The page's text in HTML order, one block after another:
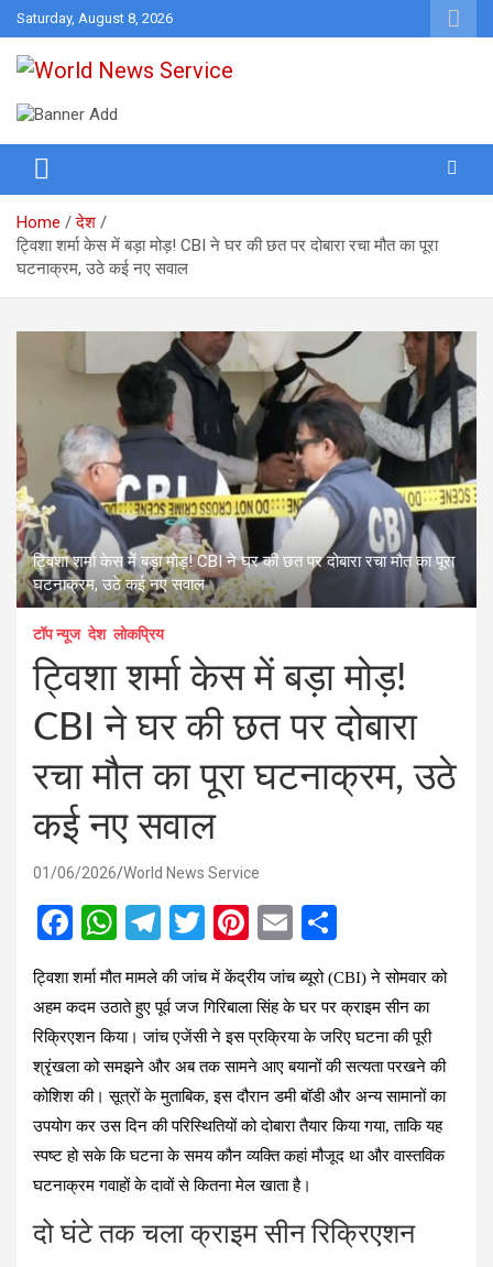
Skip
to
content
Saturday, August 8, 2026
World News Service
Home
देश
ट्विशा शर्मा केस में बड़ा मोड़! CBI ने घर की छत पर दोबारा रचा मौत का पूरा
घटनाक्रम, उठे कई नए सवाल
ट्विशा शर्मा केस में बड़ा मोड़! CBI ने घर की छत पर दोबारा रचा मौत का पूरा
घटनाक्रम, उठे कई नए सवाल
टॉप न्यूज देश लोकप्रिय
ट्विशा शर्मा केस में बड़ा मोड़!
CBI ने घर की छत पर दोबारा
रचा मौत का पूरा घटनाक्रम, उठे
कई नए सवाल
01/06/2026 World News Service
F
ce
b
o
o
k
W
at
s
A
p
p
T
el
e
gr
a
m
T
wi
tt
er
Pi
nt
er
es
t
E
m
ail ar
e
ट्विशा शर्मा मौत मामले की जांच में केंद्रीय जांच ब्यूरो (CBI) ने सोमवार को
अहम कदम उठाते हुए पूर्व जज गिरिबाला सिंह के घर पर क्राइम सीन का
रिक्रिएशन किया। जांच एजेंसी ने इस प्रक्रिया के जरिए घटना की पूरी
श्रृंखला को समझने और अब तक सामने आए बयानों की सत्यता परखने की
कोशिश की। सूत्रों के मुताबिक, इस दौरान डमी बॉडी और अन्य सामानों का
उपयोग कर उस दिन की परिस्थितियों को दोबारा तैयार किया गया, ताकि यह
स्पष्ट हो सके कि घटना के समय कौन व्यक्ति कहां मौजूद था और वास्तविक
घटनाक्रम गवाहों के दावों से कितना मेल खाता है।
दो घंटे तक चला क्राइम सीन रिक्रिएशन